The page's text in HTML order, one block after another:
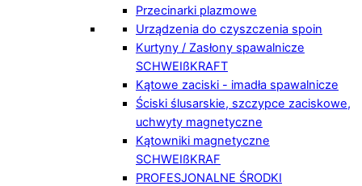
Przecinarki plazmowe
Urządzenia do czyszczenia spoin
Kurtyny / Zasłony spawalnicze
SCHWEIßKRAFT
Kątowe zaciski - imadła spawalnicze
Ściski ślusarskie, szczypce zaciskowe,
uchwyty magnetyczne
Kątowniki magnetyczne
SCHWEIßKRAF
PROFESJONALNE ŚRODKI